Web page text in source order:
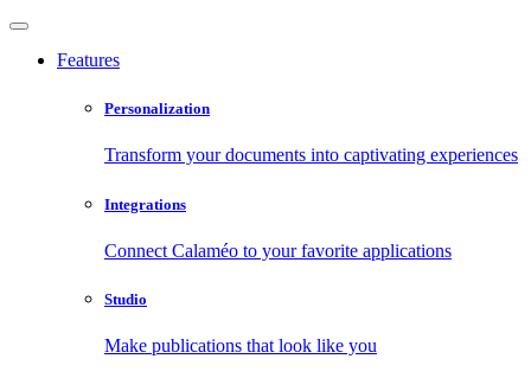
Features
Personalization
Transform your documents into captivating experiences
Integrations
Connect Calaméo to your favorite applications
Studio
Make publications that look like you